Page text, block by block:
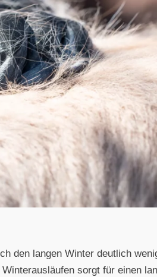
den langen Winter deutlich
sorgt für einen